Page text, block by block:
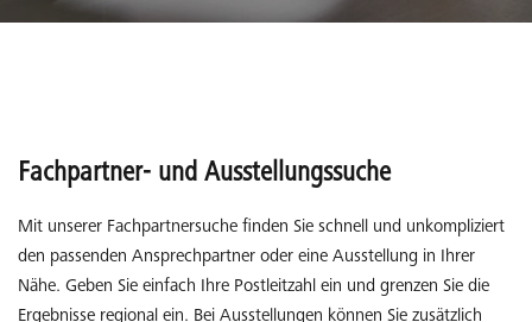
Fachpartner- und Ausstellungssuche
Mit unserer Fachpartnersuche finden Sie schnell und unkompliziert
den passenden Ansprechpartner oder eine Ausstellung in Ihrer
Nähe. Geben Sie einfach Ihre Postleitzahl ein und grenzen Sie die
Ergebnisse regional ein. Bei Ausstellungen können Sie zusätzlich